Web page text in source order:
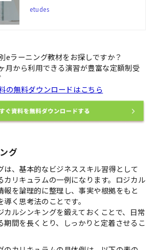
講者にも管理者にも使いやすいUI/UX
etudes
eラーニング教材をお探しですか？
月から利用できる演習が豊富な定額制受
の無料ダウンロードはこちら
グ
は、基本的なビジネススキル習得として
カリキュラムの一例になります。ロジカル
報を論理的に整理し、事実や根拠をもと
く思考法のことです。
カルシンキングを鍛えておくことで、日常
期間を長くとり、しっかりと定着させるこ